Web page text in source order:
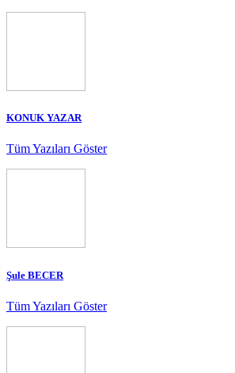
KONUK YAZAR
Tüm Yazıları Göster
Şule BECER
Tüm Yazıları Göster